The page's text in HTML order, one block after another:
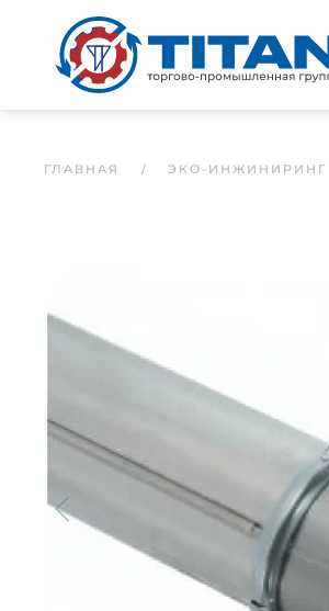
Перейти к основному
ГЛАВНАЯ ЭКО-ИНЖИНИРИНГ